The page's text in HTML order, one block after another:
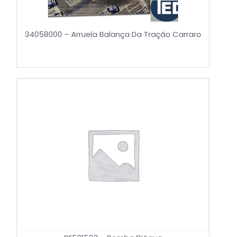
34058000 – Arruela Balança Da Tração Carraro